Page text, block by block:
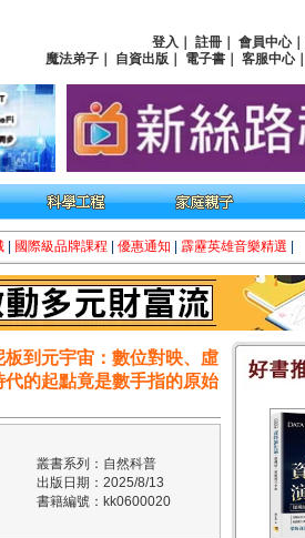
登入 註冊 會員中心｜
魔法弟子
自資出版 電子書 客服中心｜
國際級品牌課程 優惠通知 霹靂英雄音樂精選
到元宇宙：數位對映、虛
的起點竟是數手指的原始
叢書系列：自然科普
出版日期：2025/8/13
書籍編號：kk0600020